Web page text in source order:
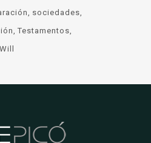
sociedades
Testamentos
Will